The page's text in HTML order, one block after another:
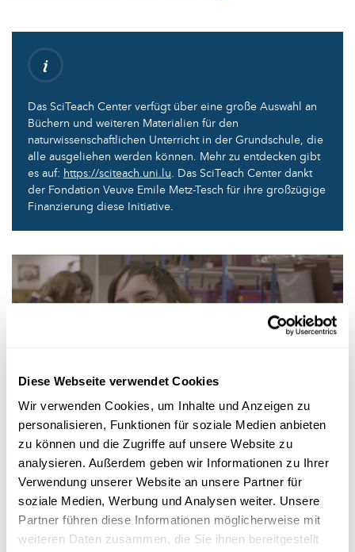
Diese Webseite verwendet Cookies
Wir verwenden Cookies, um Inhalte und Anzeigen zu
personalisieren, Funktionen für soziale Medien anbieten
zu können und die Zugriffe auf unsere Website zu
analysieren. Außerdem geben wir Informationen zu Ihrer
Verwendung unserer Website an unsere Partner für
soziale Medien, Werbung und Analysen weiter. Unsere
Partner führen diese Informationen möglicherweise mit
weiteren Daten zusammen, die Sie ihnen bereitgestellt
Das SciTeach Center verfügt über eine große Auswahl an
Büchern und weiteren Materialien für den
naturwissenschaftlichen Unterricht in der Grundschule, die
alle ausgeliehen werden können. Mehr zu entdecken gibt
es auf: https://sciteach.uni.lu. Das SciTeach Center dankt
der Fondation Veuve Emile Metz-Tesch für ihre großzügige
Finanzierung diese Initiative.
Forschung in Luxemburg
SCITEACH CENTER
Naturwëssenschaftleche Ressourcen- a
Weiderbildungszentrum fir Enseignanten
Fir Enseignanten a Studenten: Wat ass de SciTeach Center, a
wat kann een do maachen? En Abléck am Video.